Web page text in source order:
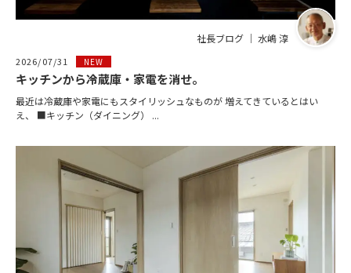
社長ブログ ｜ 水嶋 淳
2026/07/31 NEW
キッチンから冷蔵庫・家電を消せ。
最近は冷蔵庫や家電にもスタイリッシュなものが 増えてきているとはい
え、 ■キッチン（ダイニング） ...